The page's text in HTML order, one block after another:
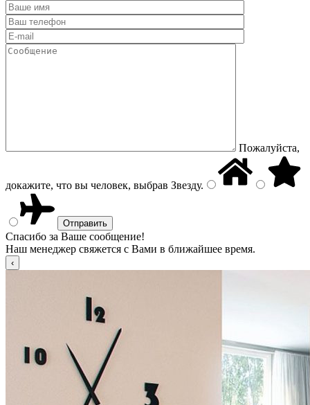
Пожалуйста,
докажите, что вы человек, выбрав Звезду.
Спасибо за Ваше сообщение!
Наш менеджер свяжется с Вами в ближайшее время.